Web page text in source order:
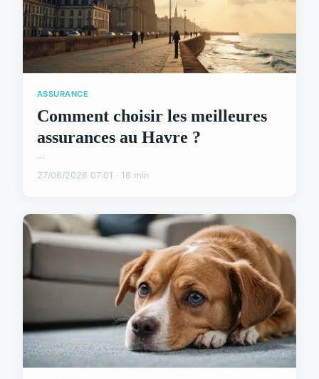
ASSURANCE
Comment choisir les meilleures
assurances au Havre ?
...
27/06/2026 07:01 · 16 min